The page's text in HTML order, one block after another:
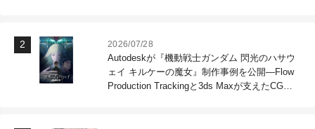
2026/07/28
Autodeskが『機動戦士ガンダム 閃光のハサウ
ェイ キルケーの魔女』制作事例を公開―Flow
Production Trackingと3ds Maxが支えたCG制